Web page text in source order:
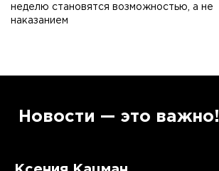
неделю становятся возможностью, а не
наказанием
Новости — это важно!